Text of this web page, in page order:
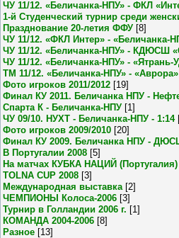
ЧУ 11/12. «Беличанка-НПУ» - ФКЛ
1-й Студенческий турнир среди
Празднование 20-летия ФФУ [8]
ЧУ 11/12. «ФКЛ Интер» - «Беличанка-
ЧУ 11/12. «Беличанка-НПУ» - КДЮСШ
ЧУ 11/12. «Беличанка-НПУ» - «Ятрань-
ТМ 11/12. «Беличанка-НПУ» -
Фото игроков 2011/2012 [19]
Финал КУ 2011. Беличанка НПУ -
Спарта К - Беличанка-НПУ [1]
ЧУ 09/10. НУХТ - Беличанка-НПУ - 1:14
Фото игроков 2009/2010 [20]
Финал КУ 2009. Беличанка НПУ -
В Португалии 2008 [5]
На матчах КУБКА НАЦИЙ (Португалия)
TOLNA CUP 2008 [3]
Международная выставка [2]
ЧЕМПИОНЫ Колоса-2006 [3]
Турнир в Голландии 2006 г. [1]
КОМАНДА 2004-2006 [8]
Разное [13]